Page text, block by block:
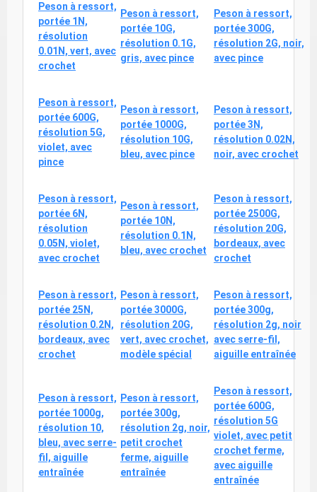
Peson à ressort,
portée 1N,
résolution
0.01N, vert, avec
crochet
Peson à ressort,
portée 10G,
résolution 0.1G,
gris, avec pince
Peson à ressort,
portée 300G,
résolution 2G, noir,
avec pince
Peson à ressort,
portée 600G,
résolution 5G,
violet, avec
pince
Peson à ressort,
portée 1000G,
résolution 10G,
bleu, avec pince
Peson à ressort,
portée 3N,
résolution 0.02N,
noir, avec crochet
Peson à ressort,
portée 6N,
résolution
0.05N, violet,
avec crochet
Peson à ressort,
portée 10N,
résolution 0.1N,
bleu, avec crochet
Peson à ressort,
portée 2500G,
résolution 20G,
bordeaux, avec
crochet
Peson à ressort,
portée 25N,
résolution 0.2N,
bordeaux, avec
crochet
Peson à ressort,
portée 3000G,
résolution 20G,
vert, avec crochet,
modèle spécial
Peson à ressort,
portée 300g,
résolution 2g, noir
avec serre-fil,
aiguille entraînée
Peson à ressort,
portée 1000g,
résolution 10,
bleu, avec serre-
fil, aiguille
entraînée
Peson à ressort,
portée 300g,
résolution 2g, noir,
petit crochet
ferme, aiguille
entraînée
Peson à ressort,
portée 600G,
résolution 5G
violet, avec petit
crochet ferme,
avec aiguille
entraînée